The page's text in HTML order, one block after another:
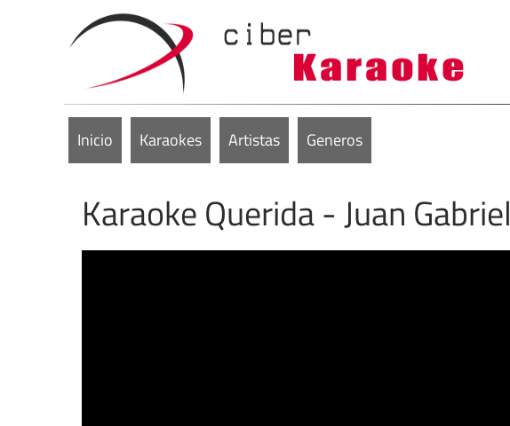
Inicio Karaokes Artistas Generos
Karaoke Querida - Juan Gabriel